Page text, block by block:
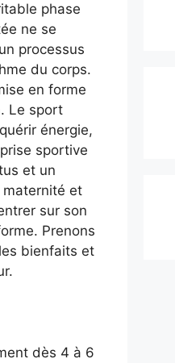
phase
ne se
processus
du corps.
en forme
Le sport
énergie,
sportive
et un
maternité et
sur son
Prenons
bienfaits et
dès 4 à 6